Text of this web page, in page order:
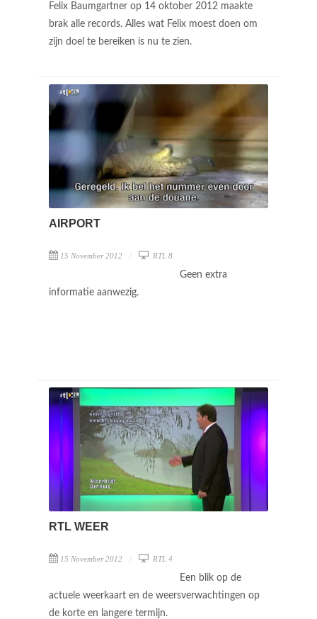
Felix Baumgartner op 14 oktober 2012 maakte
brak alle records. Alles wat Felix moest doen om
zijn doel te bereiken is nu te zien.
AIRPORT
15 November 2012 RTL 8
Geen extra
informatie aanwezig.
RTL WEER
15 November 2012 RTL 4
Een blik op de
actuele weerkaart en de weersverwachtingen op
de korte en langere termijn.